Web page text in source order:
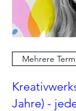
Mehrere
Jahre) -